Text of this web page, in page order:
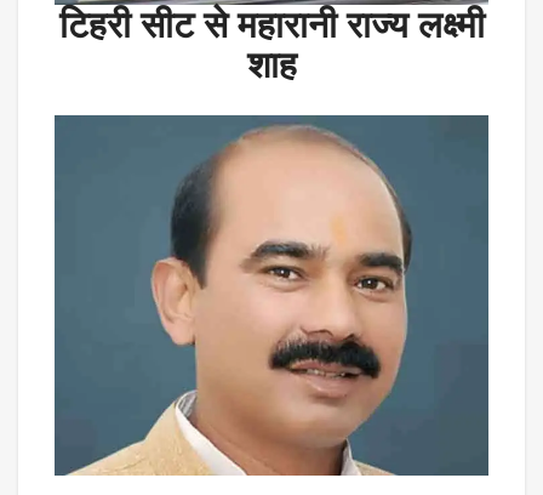
टिहरी सीट से महारानी राज्य लक्ष्मी
शाह